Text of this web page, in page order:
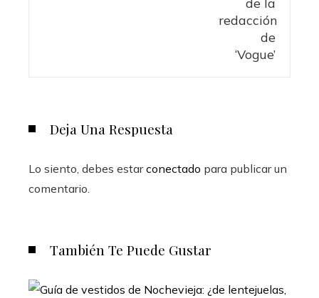
Deja Una Respuesta
Lo siento, debes estarconectado para publicar un
comentario.
También Te Puede Gustar